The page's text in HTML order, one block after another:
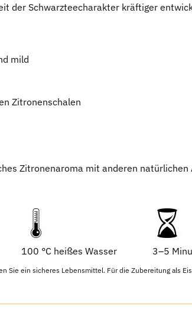
der Schwarzteecharakter kräftiger
mild
Zitronenschalen
Zitronenaroma mit anderen natürlichen
100 °C heißes Wasser 3–5
Sie ein sicheres Lebensmittel. Für die Zubereitung als